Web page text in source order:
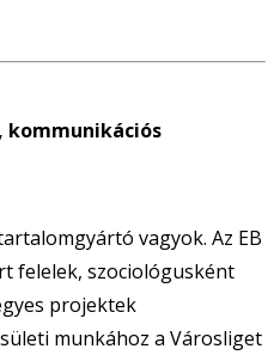
kommunikációs
vagyok. Az EB
felelek, szociológusként
projektek
munkához a Városliget